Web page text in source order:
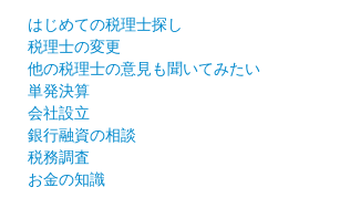
はじめての税理士探し
税理士の変更
他の税理士の意見も聞いてみたい
単発決算
会社設立
銀行融資の相談
税務調査
お金の知識